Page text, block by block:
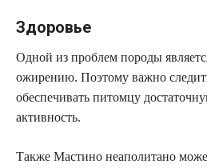
Здоровье
Одной из проблем породы
ожирению. Поэтому важно
обеспечивать питомцу
активность.
Также Мастино неаполитано